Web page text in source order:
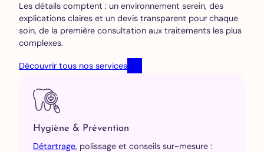
Les détails comptent : un environnement serein, des
explications claires et un devis transparent pour chaque
soin, de la première consultation aux traitements les plus
complexes.
Découvrir tous nos services
Hygiène & Prévention
Détartrage, polissage et conseils sur-mesure :